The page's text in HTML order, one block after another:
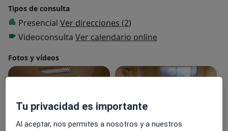
Tipos de consulta
Presencial Ver direcciones (2)
Videoconsulta Ver calendario online
Fotos y vídeos
Tu privacidad es importante
Al aceptar, nos permites a nosotros y a nuestros